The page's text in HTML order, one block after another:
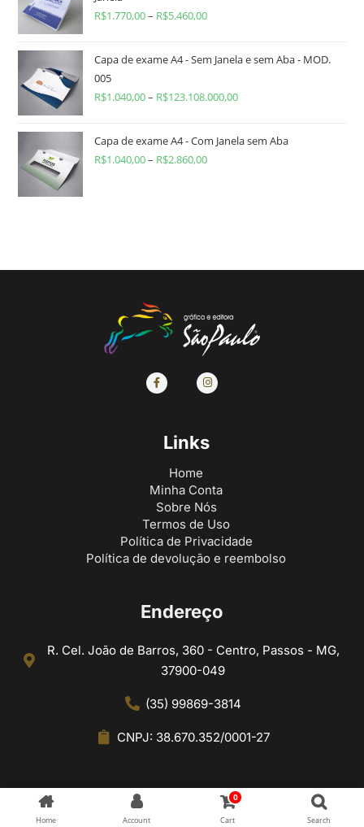
R$1.770,00– R$5.460,00
Capa de exame A4 - Sem Janela e sem Aba - MOD.
005
R$1.040,00– R$123.108.000,00
Capa de exame A4 - Com Janela sem Aba
R$1.040,00– R$2.860,00
Links
Home
Minha Conta
Sobre Nós
Termos de Uso
Política de Privacidade
Política de devolução e reembolso
Endereço
R. Cel. João de Barros, 360 - Centro, Passos - MG,
37900-049
(35) 99869-3814
CNPJ: 38.670.352/0001-27
Home Account
0
Cart Search